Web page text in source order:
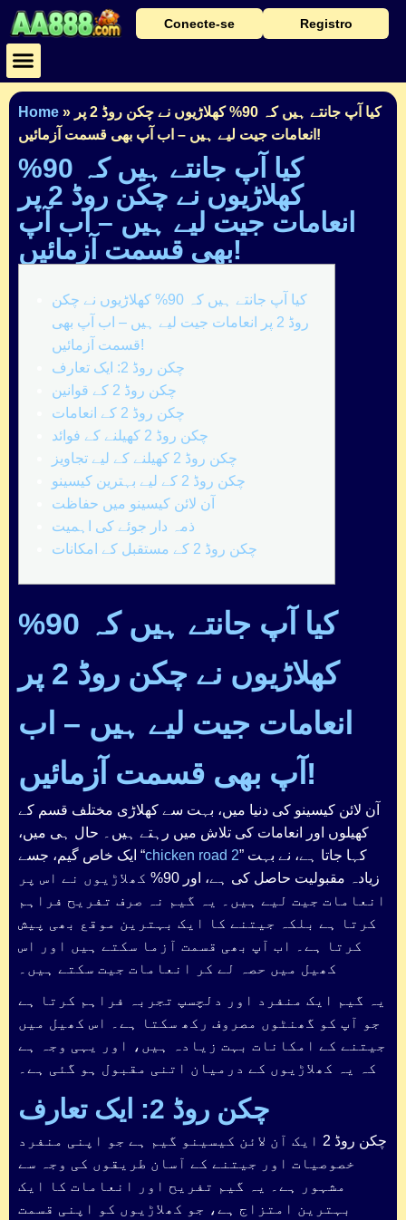
Conecte-se Registro
Home » کیا آپ جانتے ہیں کہ 90% کھلاڑیوں نے چکن روڈ 2 پر
انعامات جیت لیے ہیں – اب آپ بھی قسمت آزمائیں!
کیا آپ جانتے ہیں کہ 90%
کھلاڑیوں نے چکن روڈ 2 پر
انعامات جیت لیے ہیں – اب آپ
بھی قسمت آزمائیں!
کیا آپ جانتے ہیں کہ 90% کھلاڑیوں نے چکن
روڈ 2 پر انعامات جیت لیے ہیں – اب آپ بھی
قسمت آزمائیں!
چکن روڈ 2: ایک تعارف
چکن روڈ 2 کے قوانین
چکن روڈ 2 کے انعامات
چکن روڈ 2 کھیلنے کے فوائد
چکن روڈ 2 کھیلنے کے لیے تجاویز
چکن روڈ 2 کے لیے بہترین کیسینو
آن لائن کیسینو میں حفاظت
ذمہ دار جوئے کی اہمیت
چکن روڈ 2 کے مستقبل کے امکانات
کیا آپ جانتے ہیں کہ 90%
کھلاڑیوں نے چکن روڈ 2 پر
انعامات جیت لیے ہیں – اب
آپ بھی قسمت آزمائیں!
آن لائن کیسینو کی دنیا میں، بہت سے کھلاڑی مختلف قسم کے
کھیلوں اور انعامات کی تلاش میں رہتے ہیں۔ حال ہی میں،
ایک خاص گیم، جسے “chicken road 2” کہا جاتا ہے، نے بہت
زیادہ مقبولیت حاصل کی ہے، اور 90% کھلاڑیوں نے اس پر
انعامات جیت لیے ہیں۔ یہ گیم نہ صرف تفریح فراہم
کرتا ہے بلکہ جیتنے کا ایک بہترین موقع بھی پیش
کرتا ہے۔ اب آپ بھی قسمت آزما سکتے ہیں اور اس
کھیل میں حصہ لے کر انعامات جیت سکتے ہیں۔
یہ گیم ایک منفرد اور دلچسپ تجربہ فراہم کرتا ہے
جو آپ کو گھنٹوں مصروف رکھ سکتا ہے۔ اس کھیل میں
جیتنے کے امکانات بہت زیادہ ہیں، اور یہی وجہ ہے
کہ یہ کھلاڑیوں کے درمیان اتنی مقبول ہو گئی ہے۔
چکن روڈ 2: ایک تعارف
چکن روڈ 2 ایک آن لائن کیسینو گیم ہے جو اپنی منفرد
خصوصیات اور جیتنے کے آسان طریقوں کی وجہ سے
مشہور ہے۔ یہ گیم تفریح اور انعامات کا ایک
بہترین امتزاج ہے، جو کھلاڑیوں کو اپنی قسمت